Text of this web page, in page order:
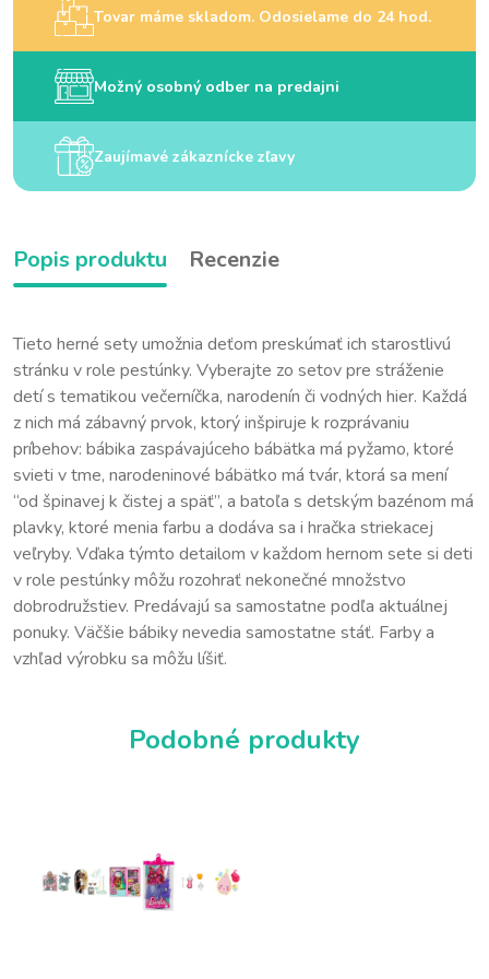
Tovar máme skladom. Odosielame do 24 hod.
Možný osobný odber na predajni
Zaujímavé zákaznícke zľavy
Popis produktu Recenzie
Tieto herné sety umožnia deťom preskúmať ich starostlivú
stránku v role pestúnky. Vyberajte zo setov pre stráženie
detí s tematikou večerníčka, narodenín či vodných hier. Každá
z nich má zábavný prvok, ktorý inšpiruje k rozprávaniu
príbehov: bábika zaspávajúceho bábätka má pyžamo, ktoré
svieti v tme, narodeninové bábätko má tvár, ktorá sa mení
“od špinavej k čistej a späť”, a batoľa s detským bazénom má
plavky, ktoré menia farbu a dodáva sa i hračka striekacej
veľryby. Vďaka týmto detailom v každom hernom sete si deti
v role pestúnky môžu rozohrať nekonečné množstvo
dobrodružstiev. Predávajú sa samostatne podľa aktuálnej
ponuky. Väčšie bábiky nevedia samostatne stáť. Farby a
vzhľad výrobku sa môžu líšiť.
Podobné produkty